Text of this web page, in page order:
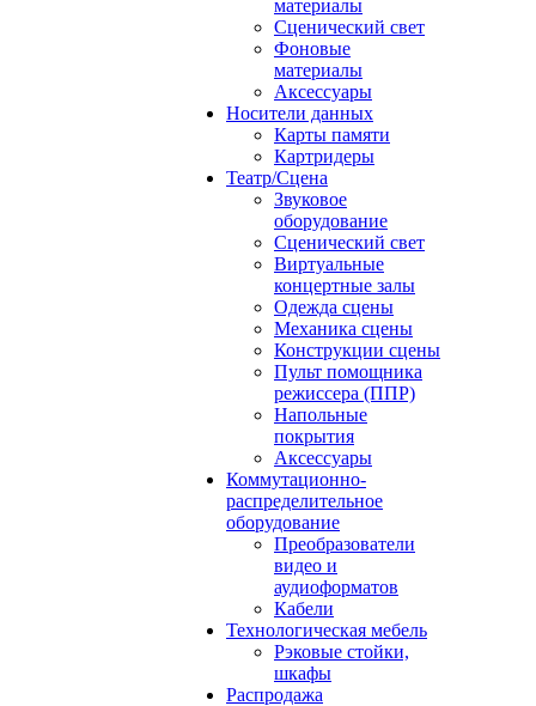
материалы
Сценический свет
Фоновые
материалы
Аксессуары
Носители данных
Карты памяти
Картридеры
Театр/Сцена
Звуковое
оборудование
Сценический свет
Виртуальные
концертные залы
Одежда сцены
Механика сцены
Конструкции сцены
Пульт помощника
режиссера (ППР)
Напольные
покрытия
Аксессуары
Коммутационно-
распределительное
оборудование
Преобразователи
видео и
аудиоформатов
Кабели
Технологическая мебель
Рэковые стойки,
шкафы
Распродажа